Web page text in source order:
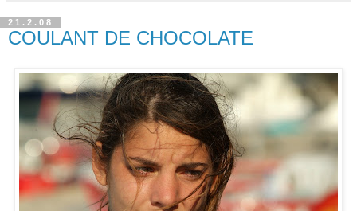
21.2.08
COULANT DE CHOCOLATE